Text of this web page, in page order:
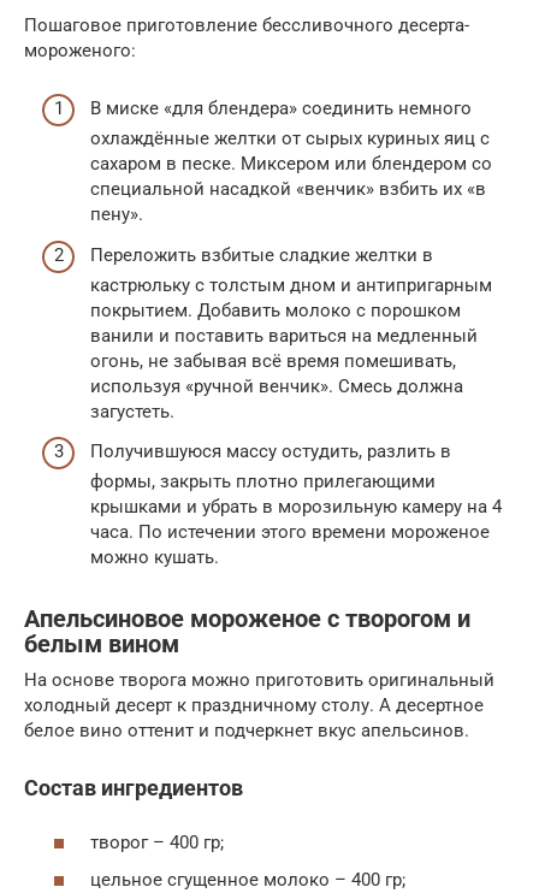
Пошаговое приготовление бессливочного десерта-
мороженого:
В миске «для блендера» соединить немного
охлаждённые желтки от сырых куриных яиц с
сахаром в песке. Миксером или блендером со
специальной насадкой «венчик» взбить их «в
пену».
Переложить взбитые сладкие желтки в
кастрюльку с толстым дном и антипригарным
покрытием. Добавить молоко с порошком
ванили и поставить вариться на медленный
огонь, не забывая всё время помешивать,
используя «ручной венчик». Смесь должна
загустеть.
Получившуюся массу остудить, разлить в
формы, закрыть плотно прилегающими
крышками и убрать в морозильную камеру на 4
часа. По истечении этого времени мороженое
можно кушать.
Апельсиновое мороженое с творогом и
белым вином
На основе творога можно приготовить оригинальный
холодный десерт к праздничному столу. А десертное
белое вино оттенит и подчеркнет вкус апельсинов.
Состав ингредиентов
творог – 400 гр;
цельное сгущенное молоко – 400 гр;